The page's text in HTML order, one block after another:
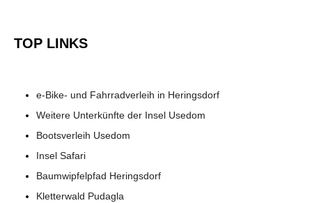
TOP LINKS
e-Bike- und Fahrradverleih in Heringsdorf
Weitere Unterkünfte der Insel Usedom
Bootsverleih Usedom
Insel Safari
Baumwipfelpfad Heringsdorf
Kletterwald Pudagla